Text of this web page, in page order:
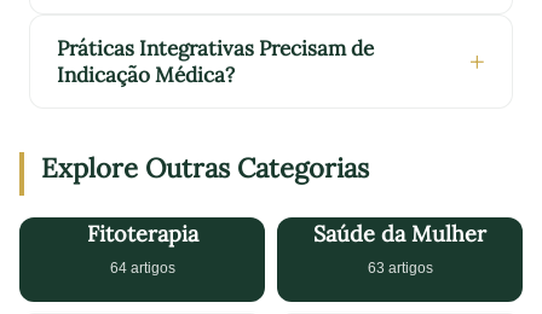
Práticas Integrativas Precisam de
Indicação Médica?
Explore Outras Categorias
Fitoterapia
64 artigos
Saúde da Mulher
63 artigos